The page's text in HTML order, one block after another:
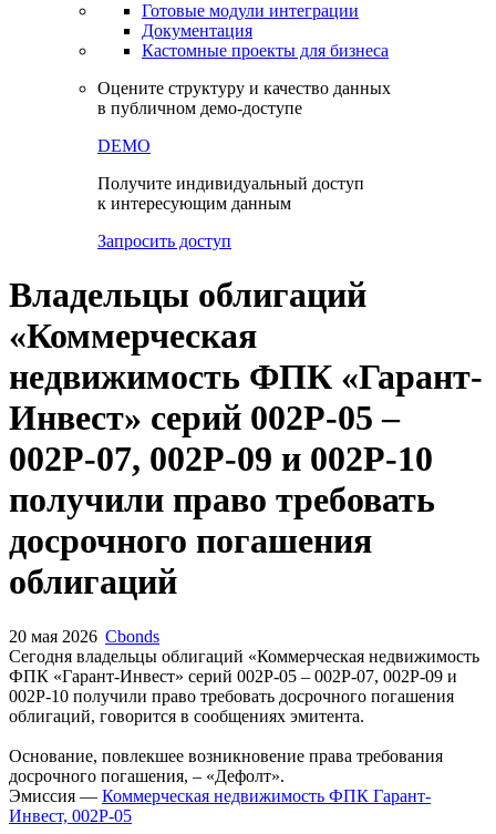
Готовые модули интеграции
Документация
Кастомные проекты для бизнеса
Оцените структуру и качество данных
в публичном демо-доступе
DEMO
Получите индивидуальный доступ
к интересующим данным
Запросить доступ
Владельцы облигаций
«Коммерческая
недвижимость ФПК «Гарант-
Инвест» серий 002Р-05 –
002Р-07, 002Р-09 и 002Р-10
получили право требовать
досрочного погашения
облигаций
20 мая 2026 Cbonds
Сегодня владельцы облигаций «Коммерческая недвижимость
ФПК «Гарант-Инвест» серий 002Р-05 – 002Р-07, 002Р-09 и
002Р-10 получили право требовать досрочного погашения
облигаций, говорится в сообщениях эмитента.
Основание, повлекшее возникновение права требования
досрочного погашения, – «Дефолт».
Эмиссия — Коммерческая недвижимость ФПК Гарант-
Инвест, 002Р-05